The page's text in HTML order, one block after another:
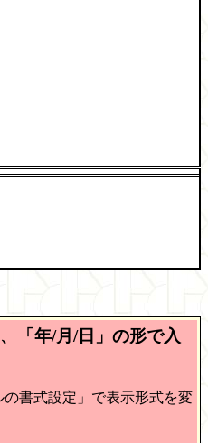
「年/月/日」の形で入
書式設定」で表示形式を変